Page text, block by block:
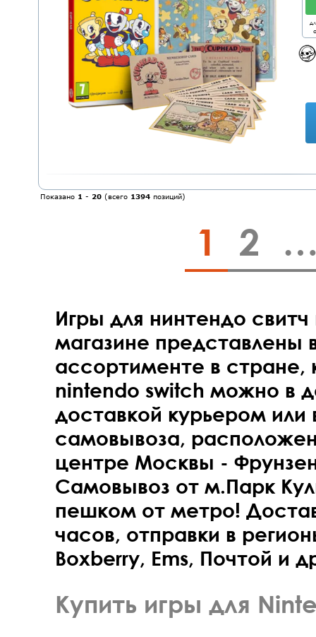
Показано 1 - 20 (всего 1394 позиций)
1 2
Игры для нинтендо
магазине
ассортименте в стране,
nintendo switch можно в
доставкой курьером или
самовывоза,
центре Москвы -
Самовывоз от м.Парк
пешком от метро!
часов, отправки в
Boxberry, Ems, Почтой и
Купить игры для